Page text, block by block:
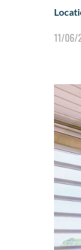
11/06/